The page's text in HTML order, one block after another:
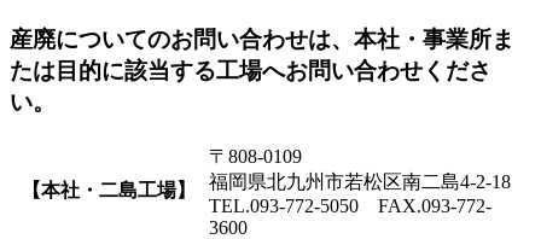
産廃についてのお問い合わせは、本社・事業所ま
たは目的に該当する工場へお問い合わせくださ
い。
【本社・二島工場】
〒808-0109
福岡県北九州市若松区南二島4-2-18
TEL.093-772-5050 FAX.093-772-
3600